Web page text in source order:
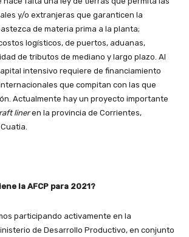
y/o extranjeras que garanticen la
de materia prima a la planta;
logísticos, de puertos, aduanas,
de tributos de mediano y largo plazo. Al
intensivo requiere de financiamiento
que compitan con las que
Actualmente hay un proyecto importante
lineren la provincia de Corrientes,
la AFCP para 2021?
participando activamente en la
de Desarrollo Productivo, en conjunto